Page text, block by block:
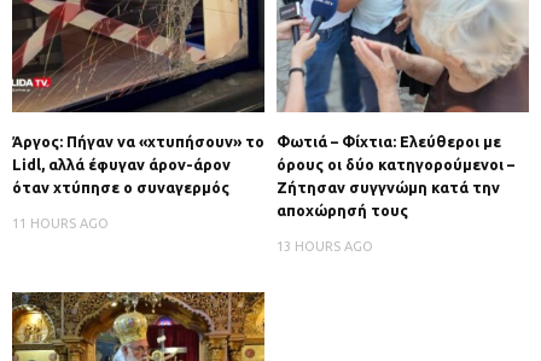
Άργος: Πήγαν να «χτυπήσουν» το
Lidl, αλλά έφυγαν άρον-άρον
όταν χτύπησε ο συναγερμός
11 HOURS AGO
Φωτιά – Φίχτια: Ελεύθεροι με
όρους οι δύο κατηγορούμενοι –
Ζήτησαν συγγνώμη κατά την
αποχώρησή τους
13 HOURS AGO